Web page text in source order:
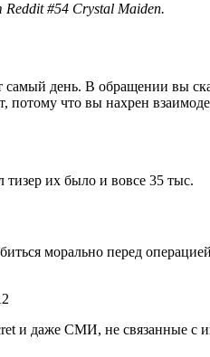
Crystal Maiden.
самый день. В обращении вы
потому что вы нахрен
тизер их было и вовсе 35 тыс.
морально перед
и даже СМИ, не связанные с